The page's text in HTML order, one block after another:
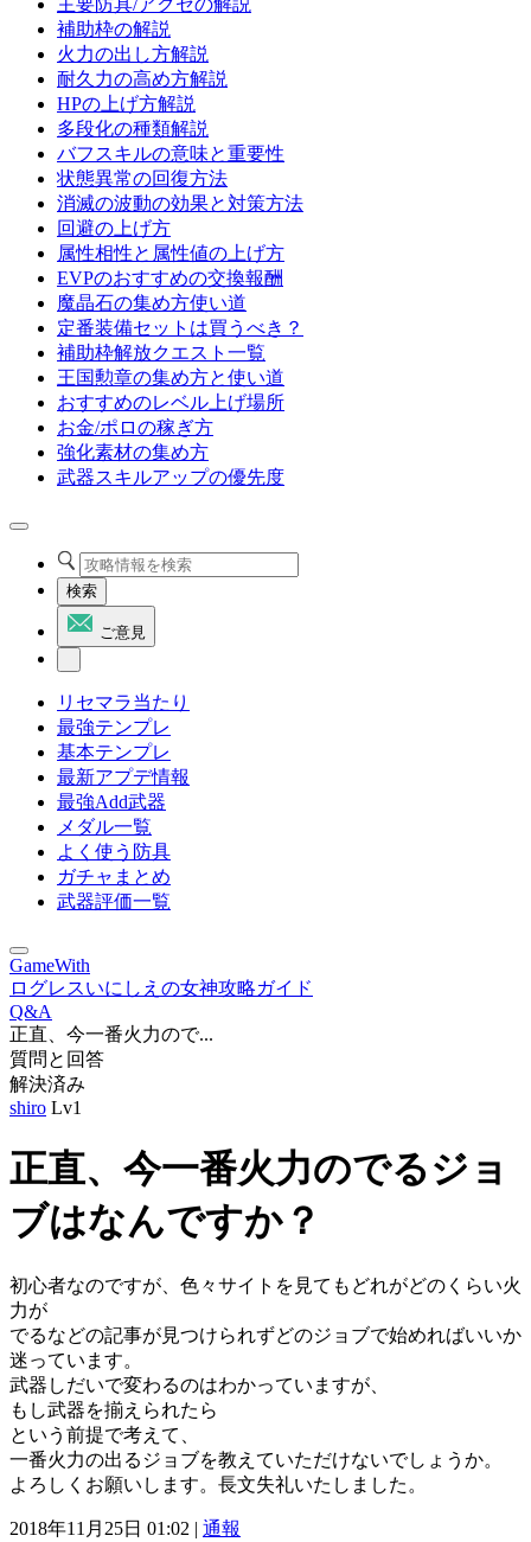
主要防具/アクセの解説
補助枠の解説
火力の出し方解説
耐久力の高め方解説
HPの上げ方解説
多段化の種類解説
バフスキルの意味と重要性
状態異常の回復方法
消滅の波動の効果と対策方法
回避の上げ方
属性相性と属性値の上げ方
EVPのおすすめの交換報酬
魔晶石の集め方使い道
定番装備セットは買うべき？
補助枠解放クエスト一覧
王国勲章の集め方と使い道
おすすめのレベル上げ場所
お金/ポロの稼ぎ方
強化素材の集め方
武器スキルアップの優先度
検索
ご意見
リセマラ当たり
最強テンプレ
基本テンプレ
最新アプデ情報
最強Add武器
メダル一覧
よく使う防具
ガチャまとめ
武器評価一覧
GameWith
ログレスいにしえの女神攻略ガイド
Q&A
正直、今一番火力ので...
質問と回答
解決済み
shiro Lv1
正直、今一番火力のでるジョ
ブはなんですか？
初心者なのですが、色々サイトを見てもどれがどのくらい火
力が
でるなどの記事が見つけられずどのジョブで始めればいいか
迷っています。
武器しだいで変わるのはわかっていますが、
もし武器を揃えられたら
という前提で考えて、
一番火力の出るジョブを教えていただけないでしょうか。
よろしくお願いします。長文失礼いたしました。
2018年11月25日 01:02 | 通報